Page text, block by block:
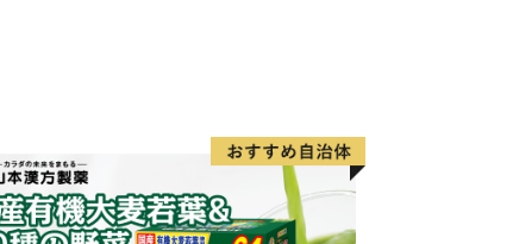
、直接コールセンターまでご連絡